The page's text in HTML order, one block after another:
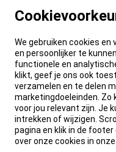
We gebruiken cookies
en persoonlijker te
functionele en
klikt, geef je ons ook
verzamelen en te delen
marketingdoeleinden. Zo
voor jou relevant zijn. Je
intrekken of wijzigen.
pagina en klik in de
over onze cookies in onze